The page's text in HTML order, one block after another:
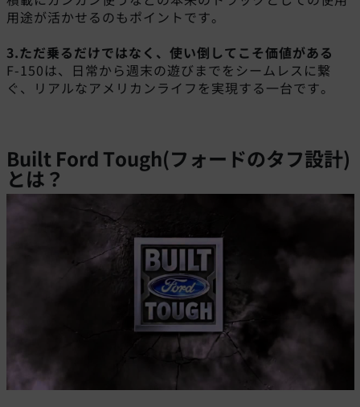
用途が活かせるのもポイントです。
3.ただ乗るだけではなく、使い倒してこそ価値がある
F-150は、日常から週末の遊びまでをシームレスに繋
ぐ、リアルなアメリカンライフを実現する一台です。
Built Ford Tough(フォードのタフ設計)
とは？